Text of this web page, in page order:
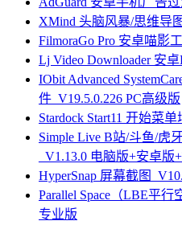
XMind 头脑风暴/思维导
FilmoraGo Pro 安卓喵影
Lj Video Downloader 安
IObit Advanced
件_V19.5.0.226 PC高级版
Stardock Start11 开始菜
Simple Live B站/斗鱼/虎
_V1.13.0 电脑版+安卓版
HyperSnap 屏幕截图
Parallel Space（LBE平
专业版